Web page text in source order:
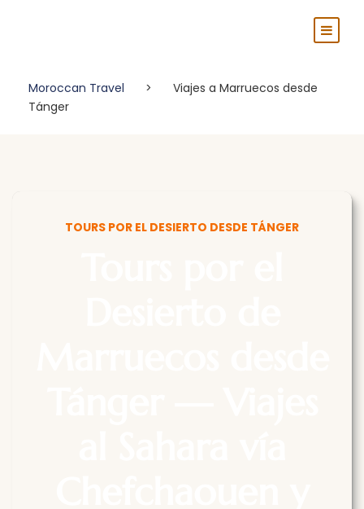
Moroccan Travel >
Viajes a Marruecos desde
Tánger
TOURS POR EL DESIERTO DESDE TÁNGER